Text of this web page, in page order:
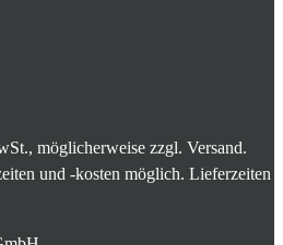
möglicherweise zzgl. Versand.
und -kosten möglich. Lieferzeiten